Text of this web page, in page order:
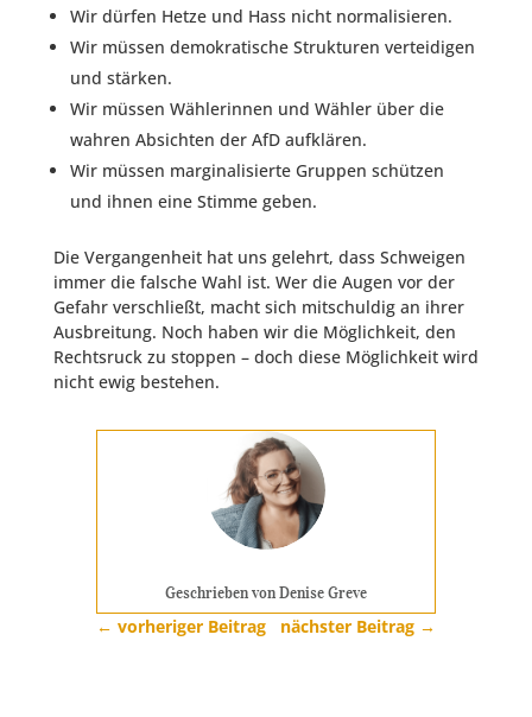
Wir dürfen Hetze und Hass nicht normalisieren.
Wir müssen demokratische Strukturen verteidigen
und stärken.
Wir müssen Wählerinnen und Wähler über die
wahren Absichten der AfD aufklären.
Wir müssen marginalisierte Gruppen schützen
und ihnen eine Stimme geben.
Die Vergangenheit hat uns gelehrt, dass Schweigen
immer die falsche Wahl ist. Wer die Augen vor der
Gefahr verschließt, macht sich mitschuldig an ihrer
Ausbreitung. Noch haben wir die Möglichkeit, den
Rechtsruck zu stoppen – doch diese Möglichkeit wird
nicht ewig bestehen.
Geschrieben von Denise Greve
← vorheriger Beitrag nächster Beitrag →